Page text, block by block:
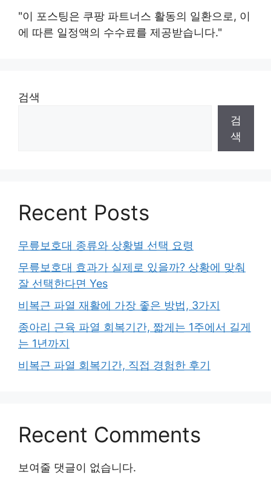
"이 포스팅은 쿠팡 파트너스 활동의 일환으로, 이
에 따른 일정액의 수수료를 제공받습니다."
검색
검
색
Recent Posts
무릎보호대 종류와 상황별 선택 요령
무릎보호대 효과가 실제로 있을까? 상황에 맞춰
잘 선택한다면 Yes
비복근 파열 재활에 가장 좋은 방법, 3가지
종아리 근육 파열 회복기간, 짧게는 1주에서 길게
는 1년까지
비복근 파열 회복기간, 직접 경험한 후기
Recent Comments
보여줄 댓글이 없습니다.